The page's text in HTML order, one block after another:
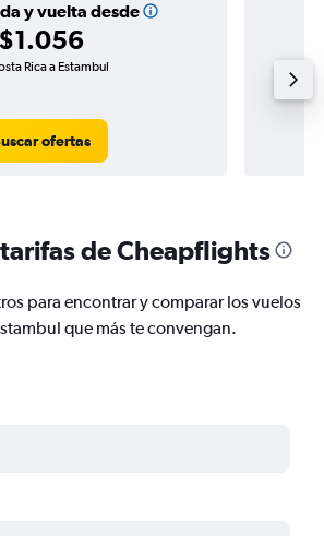
y vuelta desde
$1.056
Rica a Estambul
ofertas
de Cheapflights
para encontrar y comparar los vuelos
que más te convengan.